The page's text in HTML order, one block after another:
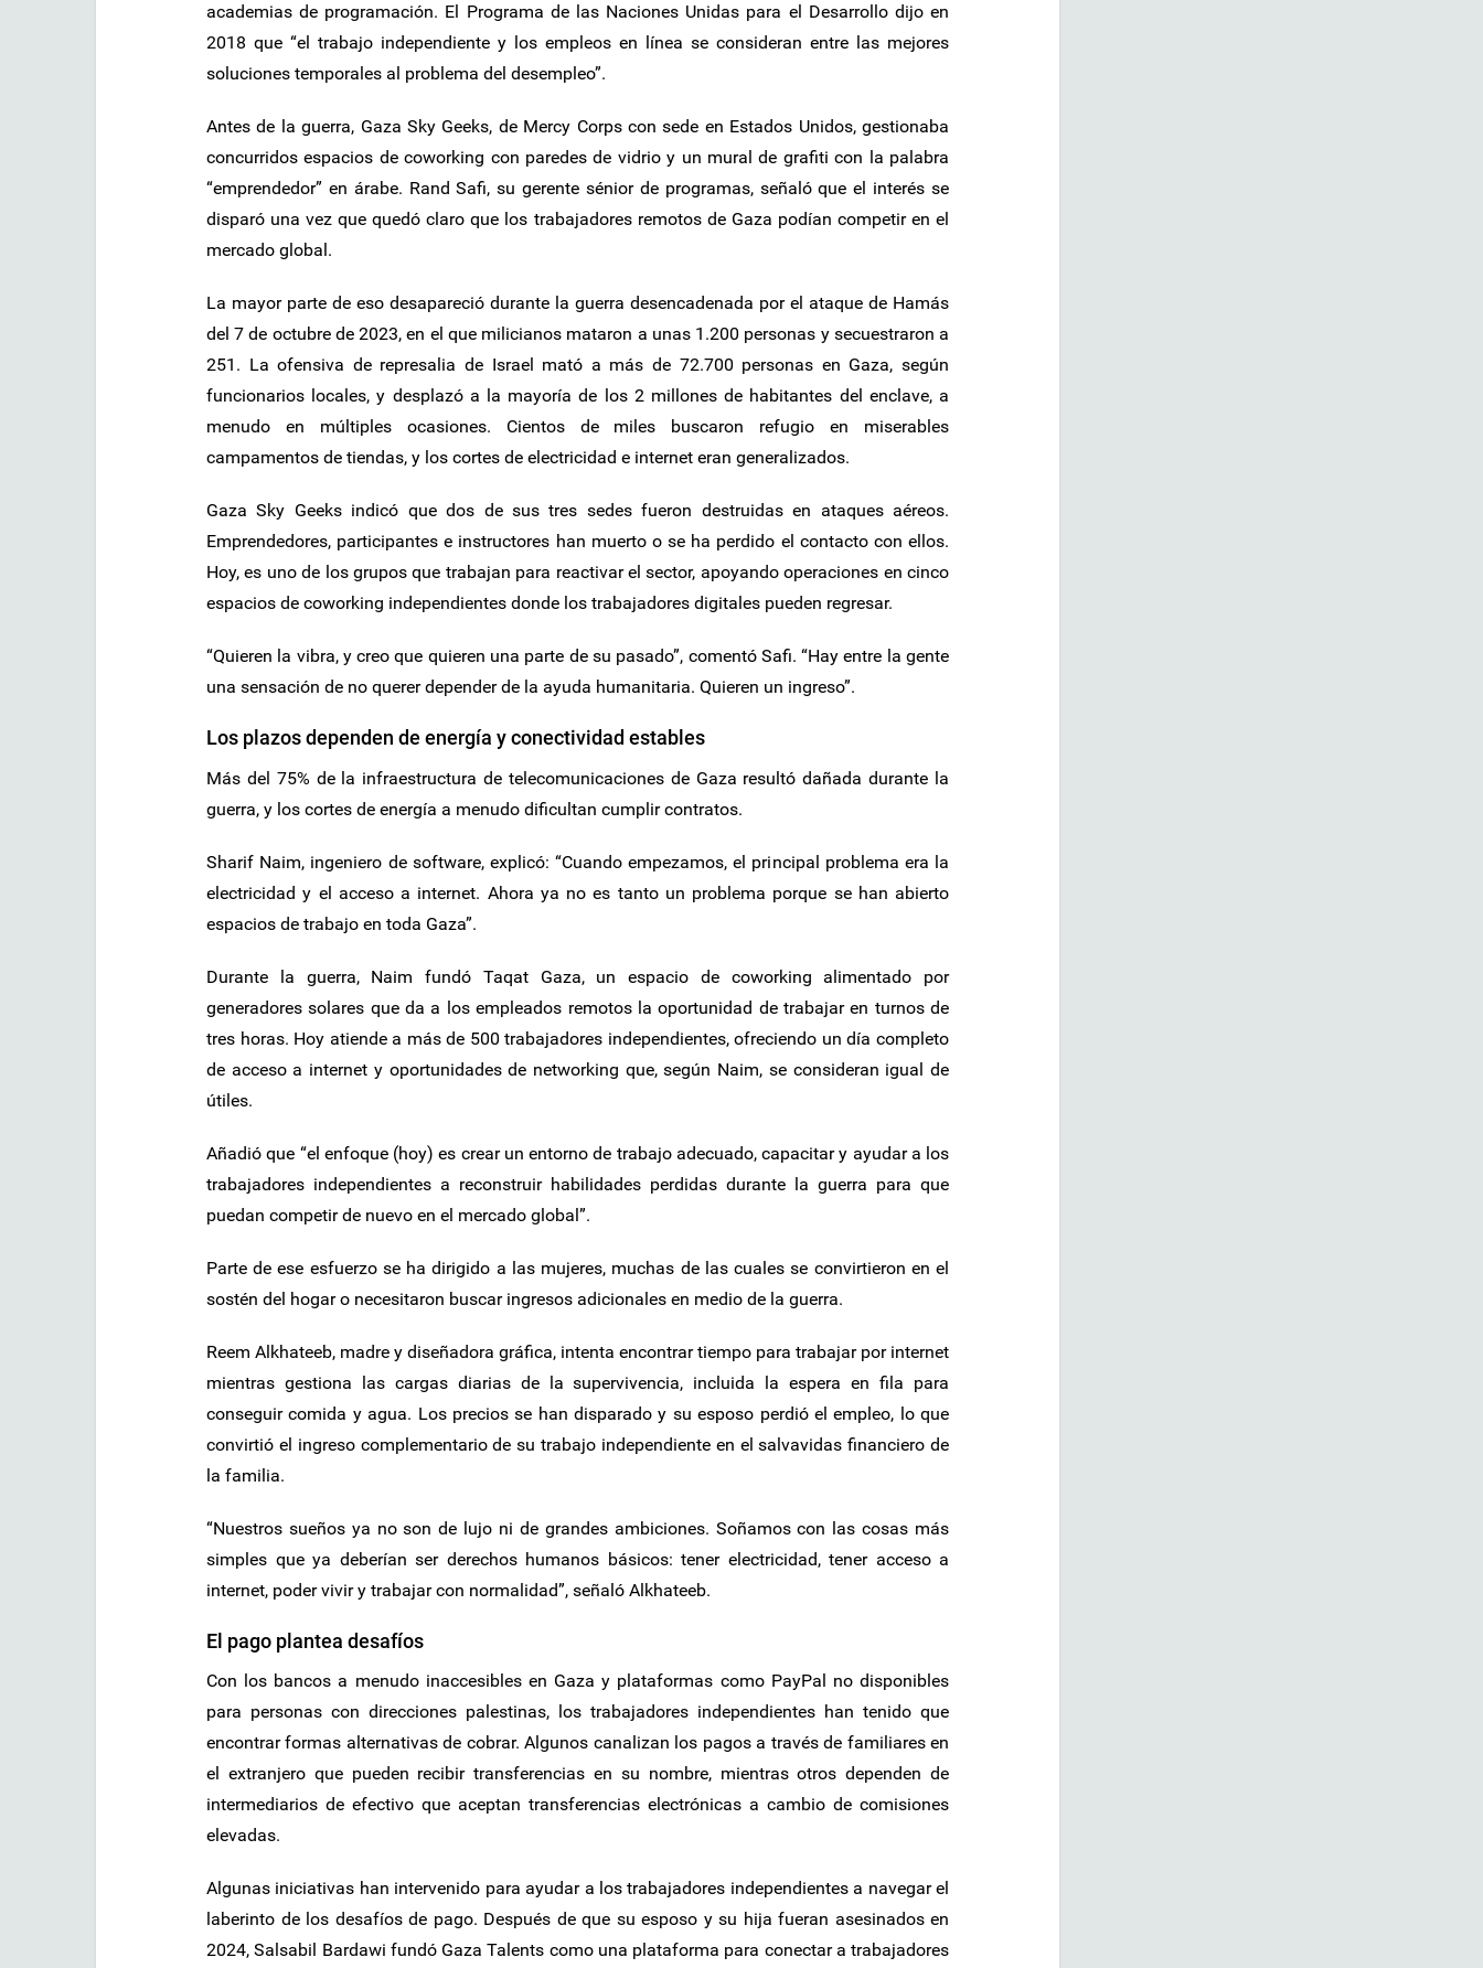
academias de programación. El Programa de las Naciones Unidas para el Desarrollo dijo en
2018 que “el trabajo independiente y los empleos en línea se consideran entre las mejores
soluciones temporales al problema del desempleo”.
Antes de la guerra, Gaza Sky Geeks, de Mercy Corps con sede en Estados Unidos, gestionaba
concurridos espacios de coworking con paredes de vidrio y un mural de grafiti con la palabra
“emprendedor” en árabe. Rand Safi, su gerente sénior de programas, señaló que el interés se
disparó una vez que quedó claro que los trabajadores remotos de Gaza podían competir en el
mercado global.
La mayor parte de eso desapareció durante la guerra desencadenada por el ataque de Hamás
del 7 de octubre de 2023, en el que milicianos mataron a unas 1.200 personas y secuestraron a
251. La ofensiva de represalia de Israel mató a más de 72.700 personas en Gaza, según
funcionarios locales, y desplazó a la mayoría de los 2 millones de habitantes del enclave, a
menudo en múltiples ocasiones. Cientos de miles buscaron refugio en miserables
campamentos de tiendas, y los cortes de electricidad e internet eran generalizados.
Gaza Sky Geeks indicó que dos de sus tres sedes fueron destruidas en ataques aéreos.
Emprendedores, participantes e instructores han muerto o se ha perdido el contacto con ellos.
Hoy, es uno de los grupos que trabajan para reactivar el sector, apoyando operaciones en cinco
espacios de coworking independientes donde los trabajadores digitales pueden regresar.
“Quieren la vibra, y creo que quieren una parte de su pasado”, comentó Safi. “Hay entre la gente
una sensación de no querer depender de la ayuda humanitaria. Quieren un ingreso”.
Los plazos dependen de energía y conectividad estables
Más del 75% de la infraestructura de telecomunicaciones de Gaza resultó dañada durante la
guerra, y los cortes de energía a menudo dificultan cumplir contratos.
Sharif Naim, ingeniero de software, explicó: “Cuando empezamos, el principal problema era la
electricidad y el acceso a internet. Ahora ya no es tanto un problema porque se han abierto
espacios de trabajo en toda Gaza”.
Durante la guerra, Naim fundó Taqat Gaza, un espacio de coworking alimentado por
generadores solares que da a los empleados remotos la oportunidad de trabajar en turnos de
tres horas. Hoy atiende a más de 500 trabajadores independientes, ofreciendo un día completo
de acceso a internet y oportunidades de networking que, según Naim, se consideran igual de
útiles.
Añadió que “el enfoque (hoy) es crear un entorno de trabajo adecuado, capacitar y ayudar a los
trabajadores independientes a reconstruir habilidades perdidas durante la guerra para que
puedan competir de nuevo en el mercado global”.
Parte de ese esfuerzo se ha dirigido a las mujeres, muchas de las cuales se convirtieron en el
sostén del hogar o necesitaron buscar ingresos adicionales en medio de la guerra.
Reem Alkhateeb, madre y diseñadora gráfica, intenta encontrar tiempo para trabajar por internet
mientras gestiona las cargas diarias de la supervivencia, incluida la espera en fila para
conseguir comida y agua. Los precios se han disparado y su esposo perdió el empleo, lo que
convirtió el ingreso complementario de su trabajo independiente en el salvavidas financiero de
la familia.
“Nuestros sueños ya no son de lujo ni de grandes ambiciones. Soñamos con las cosas más
simples que ya deberían ser derechos humanos básicos: tener electricidad, tener acceso a
internet, poder vivir y trabajar con normalidad”, señaló Alkhateeb.
El pago plantea desafíos
Con los bancos a menudo inaccesibles en Gaza y plataformas como PayPal no disponibles
para personas con direcciones palestinas, los trabajadores independientes han tenido que
encontrar formas alternativas de cobrar. Algunos canalizan los pagos a través de familiares en
el extranjero que pueden recibir transferencias en su nombre, mientras otros dependen de
intermediarios de efectivo que aceptan transferencias electrónicas a cambio de comisiones
elevadas.
Algunas iniciativas han intervenido para ayudar a los trabajadores independientes a navegar el
laberinto de los desafíos de pago. Después de que su esposo y su hija fueran asesinados en
2024, Salsabil Bardawi fundó Gaza Talents como una plataforma para conectar a trabajadores